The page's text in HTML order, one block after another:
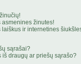
žinutes!
ir internetines
sąrašai?
iš draugų ar priešų sąrašo?